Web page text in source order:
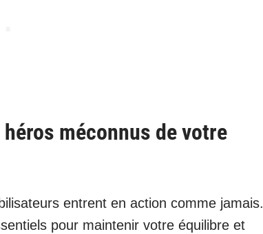
méconnus de votre
entrent en action comme jamais.
pour maintenir votre équilibre et